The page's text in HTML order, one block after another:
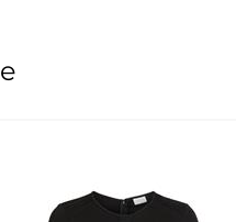
zeitloses Design
bei Outdoor-Aktivitäten.